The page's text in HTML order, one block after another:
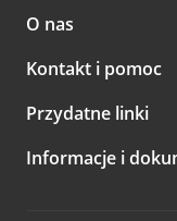
O nas
Kontakt i pomoc
Przydatne linki
Informacje i